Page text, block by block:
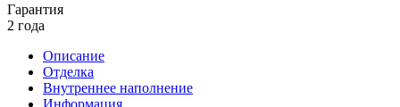
Гарантия
2 года
Описание
Отделка
Внутреннее наполнение
Информация